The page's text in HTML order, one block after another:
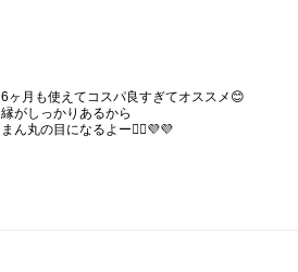
6ヶ月も使えてコスパ良すぎてオススメ😊
縁がしっかりあるから
まん丸の目になるよー🙆‍♀️💜💜